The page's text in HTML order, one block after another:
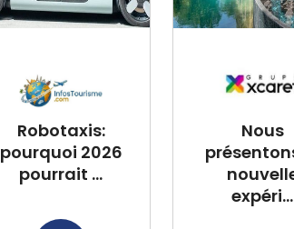
Robotaxis:
pourquoi 2026
pourrait ...
Nous
expéri...